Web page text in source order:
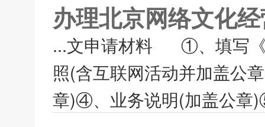
办理北京网络文化
...文申请材料 ①、填写《
照(含互联网活动并加盖公
章)④、业务说明(加盖公章